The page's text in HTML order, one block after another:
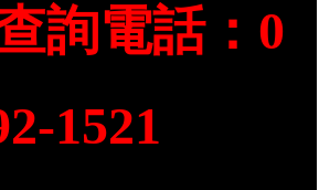
詢電話：0
1521